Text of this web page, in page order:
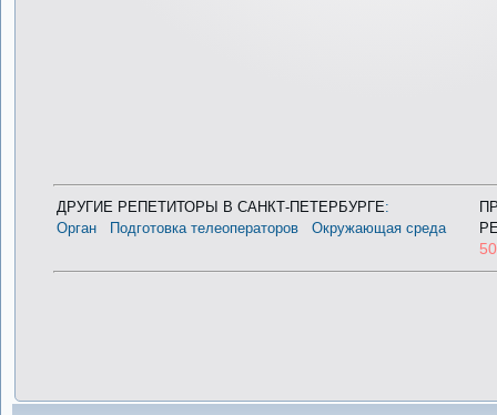
ДРУГИЕ РЕПЕТИТОРЫ В САНКТ-ПЕТЕРБУРГЕ:
Орган
Подготовка телеоператоров Окружающая среда